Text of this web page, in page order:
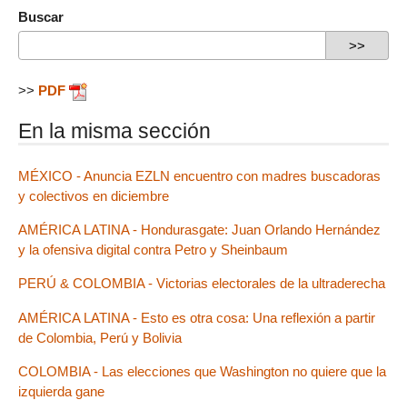
Buscar
>> PDF
En la misma sección
MÉXICO - Anuncia EZLN encuentro con madres buscadoras
y colectivos en diciembre
AMÉRICA LATINA - Hondurasgate: Juan Orlando Hernández
y la ofensiva digital contra Petro y Sheinbaum
PERÚ & COLOMBIA - Victorias electorales de la ultraderecha
AMÉRICA LATINA - Esto es otra cosa: Una reflexión a partir
de Colombia, Perú y Bolivia
COLOMBIA - Las elecciones que Washington no quiere que la
izquierda gane